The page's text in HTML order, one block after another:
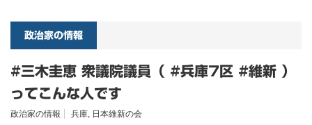
政治家の情報
#三木圭恵 衆議院議員（ #兵庫7区 #維新 ）
ってこんな人です
政治家の情報 兵庫, 日本維新の会